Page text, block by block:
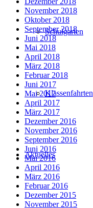
Schulgarten
Klassenfahrten
Aktuelles
November 2018
Oktober 2018
September 2018
Juni 2018
Mai 2018
April 2018
März 2018
Februar 2018
Juni 2017
Mai 2017
April 2017
März 2017
Dezember 2016
November 2016
September 2016
Juni 2016
Mai 2016
April 2016
März 2016
Februar 2016
Dezember 2015
November 2015